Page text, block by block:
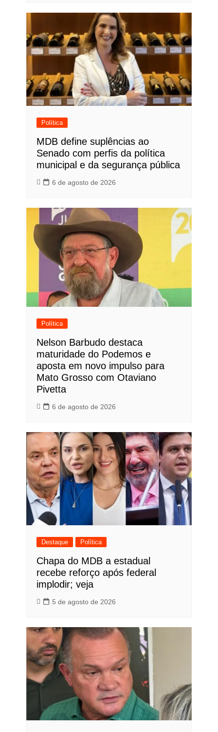
Política
MDB define suplências ao
Senado com perfis da política
municipal e da segurança pública
6 de agosto de 2026
Política
Nelson Barbudo destaca
maturidade do Podemos e
aposta em novo impulso para
Mato Grosso com Otaviano
Pivetta
6 de agosto de 2026
Destaque Política
Chapa do MDB a estadual
recebe reforço após federal
implodir; veja
5 de agosto de 2026